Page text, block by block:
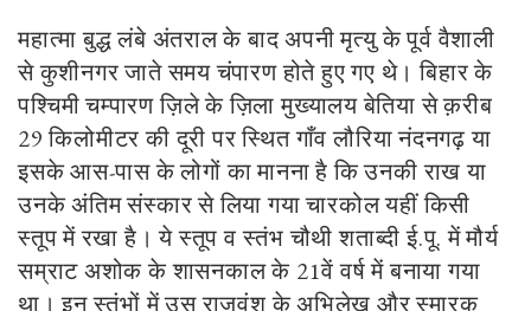
महात्मा बुद्ध लंबे अंतराल के बाद अपनी मृत्यु के पूर्व वैशाली
से कुशीनगर जाते समय चंपारण होते हुए गए थे। बिहार के
पश्चिमी चम्पारण ज़िले के ज़िला मुख्यालय बेतिया से क़रीब
29 किलोमीटर की दूरी पर स्थित गाँव लौरिया नंदनगढ़ या
इसके आस-पास के लोगों का मानना है कि उनकी राख या
उनके अंतिम संस्कार से लिया गया चारकोल यहीं किसी
स्तूप में रखा है। ये स्तूप व स्तंभ चौथी शताब्दी ई.पू. में मौर्य
सम्राट अशोक के शासनकाल के 21वें वर्ष में बनाया गया
था। इन स्तंभों में उस राजवंश के अभिलेख और स्मारक